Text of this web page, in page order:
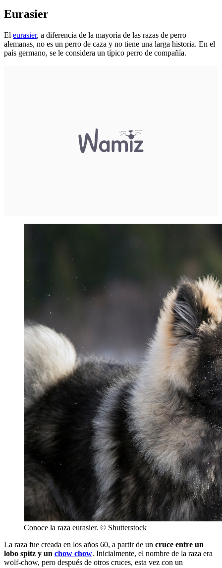
Eurasier
El eurasier, a diferencia de la mayoría de las razas de perro
alemanas, no es un perro de caza y no tiene una larga historia. En el
país germano, se le considera un típico perro de compañía.
Conoce la raza eurasier. © Shutterstock
La raza fue creada en los años 60, a partir de un cruce entre un
lobo spitz y un chow chow. Inicialmente, el nombre de la raza era
wolf-chow, pero después de otros cruces, esta vez con un